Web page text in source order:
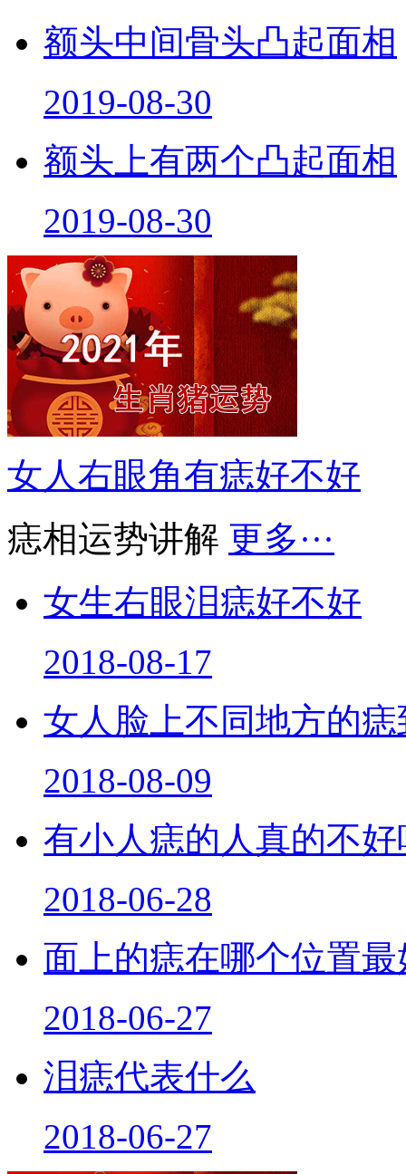
额头中间骨头凸起面相
2019-08-30
额头上有两个凸起面相
2019-08-30
女人右眼角有痣好不好
痣相运势讲解 更多···
女生右眼泪痣好不好
2018-08-17
女人脸上不同地方的
2018-08-09
有小人痣的人真的不好
2018-06-28
面上的痣在哪个位置最
2018-06-27
泪痣代表什么
2018-06-27